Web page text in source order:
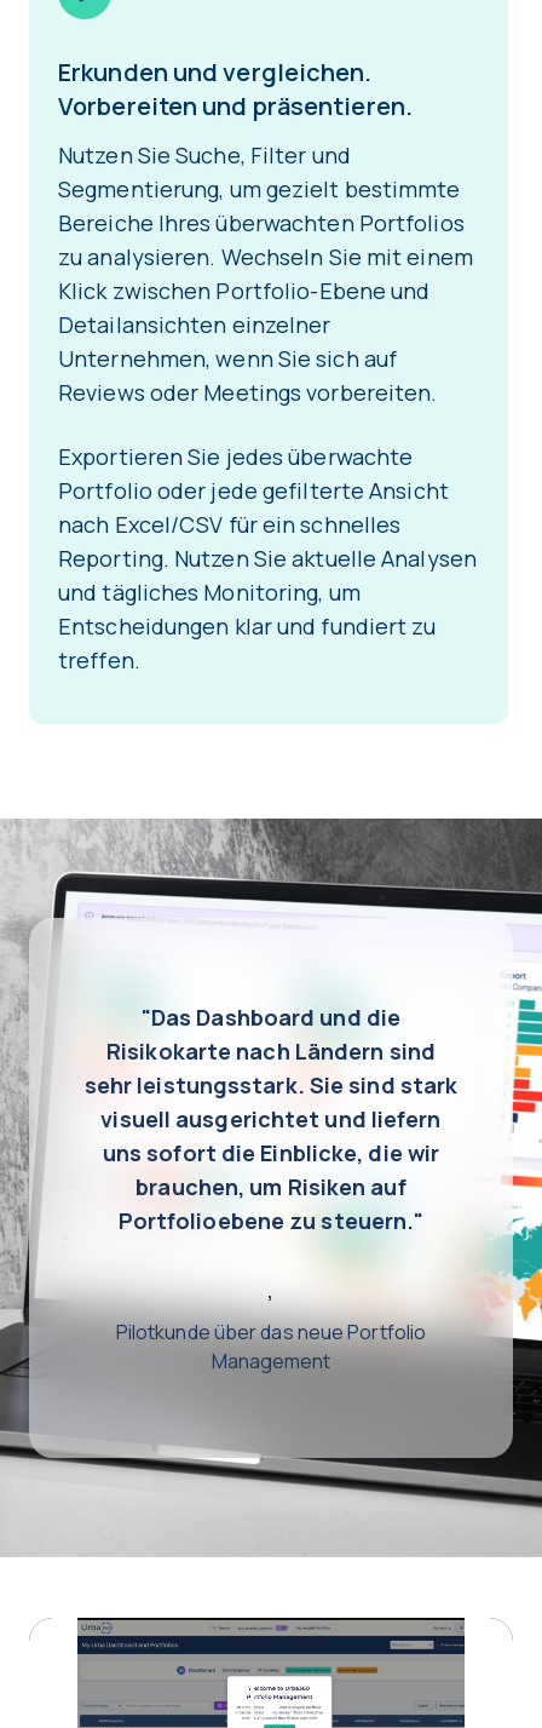
Erkunden und vergleichen.
Vorbereiten und präsentieren.
Nutzen Sie Suche, Filter und
Segmentierung, um gezielt bestimmte
Bereiche Ihres überwachten Portfolios
zu analysieren. Wechseln Sie mit einem
Klick zwischen Portfolio-Ebene und
Detailansichten einzelner
Unternehmen, wenn Sie sich auf
Reviews oder Meetings vorbereiten.
Exportieren Sie jedes überwachte
Portfolio oder jede gefilterte Ansicht
nach Excel/CSV für ein schnelles
Reporting. Nutzen Sie aktuelle Analysen
und tägliches Monitoring, um
Entscheidungen klar und fundiert zu
treffen.
"Das Dashboard und die
Risikokarte nach Ländern sind
sehr leistungsstark. Sie sind stark
visuell ausgerichtet und liefern
uns sofort die Einblicke, die wir
brauchen, um Risiken auf
Portfolioebene zu steuern."
,
Pilotkunde über das neue Portfolio
Management